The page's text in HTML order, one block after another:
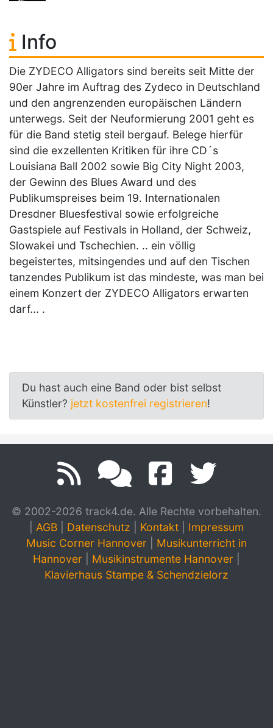
Info
Die ZYDECO Alligators sind bereits seit Mitte der
90er Jahre im Auftrag des Zydeco in Deutschland
und den angrenzenden europäischen Ländern
unterwegs. Seit der Neuformierung 2001 geht es
für die Band stetig steil bergauf. Belege hierfür
sind die exzellenten Kritiken für ihre CD´s
Louisiana Ball 2002 sowie Big City Night 2003,
der Gewinn des Blues Award und des
Publikumspreises beim 19. Internationalen
Dresdner Bluesfestival sowie erfolgreiche
Gastspiele auf Festivals in Holland, der Schweiz,
Slowakei und Tschechien. .. ein völlig
begeistertes, mitsingendes und auf den Tischen
tanzendes Publikum ist das mindeste, was man bei
einem Konzert der ZYDECO Alligators erwarten
darf... .
Du hast auch eine Band oder bist selbst
Künstler? jetzt kostenfrei registrieren!
© 2002-2026 track4.de. Alle Rechte vorbehalten.
AGB Datenschutz Kontakt
Impressum
Music Corner Hannover
Musikunterricht in
Hannover
Musikinstrumente Hannover
Klavierhaus Stampe & Schendzielorz